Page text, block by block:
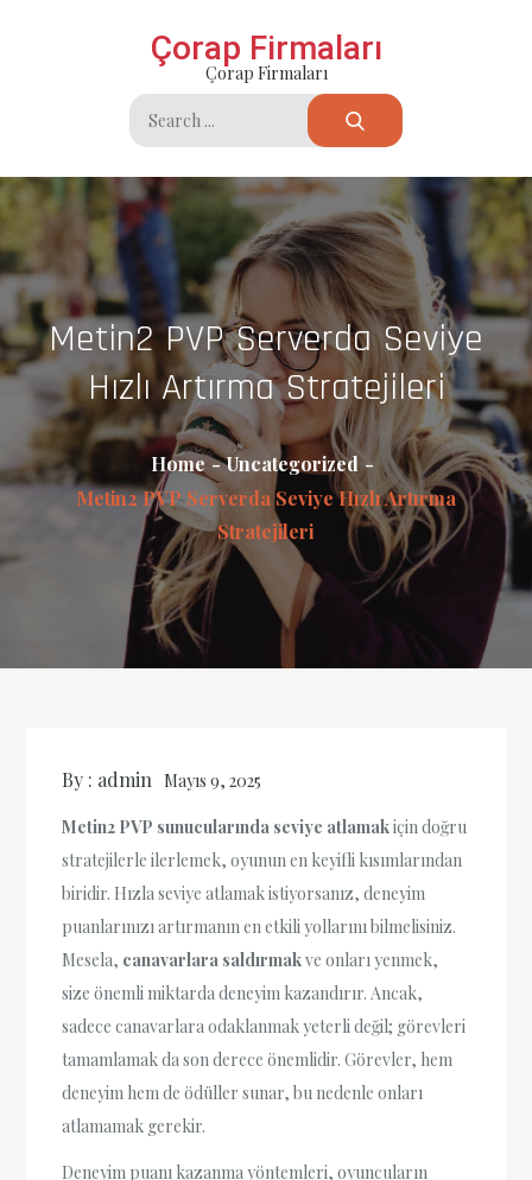
Çorap Firmaları
Çorap Firmaları
Search
for:
Metin2 PVP Serverda Seviye
Hızlı Artırma Stratejileri
Home
Uncategorized
Metin2 PVP Serverda Seviye Hızlı Artırma
Stratejileri
By : admin Mayıs 9, 2025
Metin2 PVP sunucularında seviye atlamakiçin doğru
stratejilerle ilerlemek, oyunun en keyifli kısımlarından
biridir. Hızla seviye atlamak istiyorsanız, deneyim
puanlarınızı artırmanın en etkili yollarını bilmelisiniz.
Mesela, canavarlara saldırmakve onları yenmek,
size önemli miktarda deneyim kazandırır. Ancak,
sadece canavarlara odaklanmak yeterli değil; görevleri
tamamlamak da son derece önemlidir. Görevler, hem
deneyim hem de ödüller sunar, bu nedenle onları
atlamamak gerekir.
Deneyim puanı kazanma yöntemleri, oyuncuların